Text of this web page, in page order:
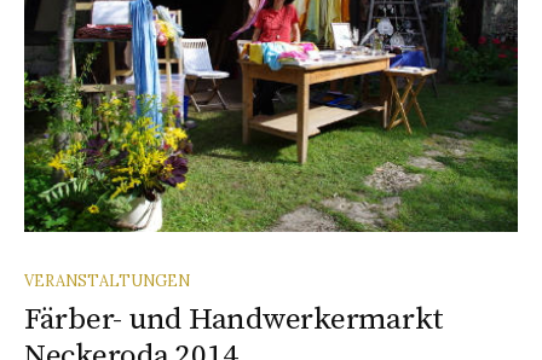
VERANSTALTUNGEN
Färber- und Handwerkermarkt